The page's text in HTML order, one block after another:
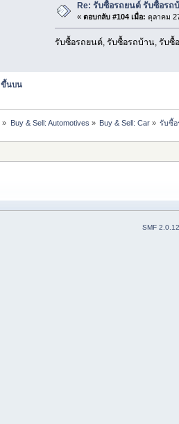
Re: รับซื้อรถยนต์ รับซื้อรถ
« ตอบกลับ #104 เมื่อ: ตุลาคม
รับซื้อรถยนต์, รับซื้อรถบ้าน, รับซื้
ขึ้นบน
» Buy & Sell: Automotives » Buy & Sell: Car» รับซื้อ
SMF 2.0.12